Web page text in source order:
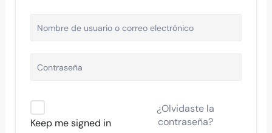
Keep me signed in
¿Olvidaste la
contraseña?